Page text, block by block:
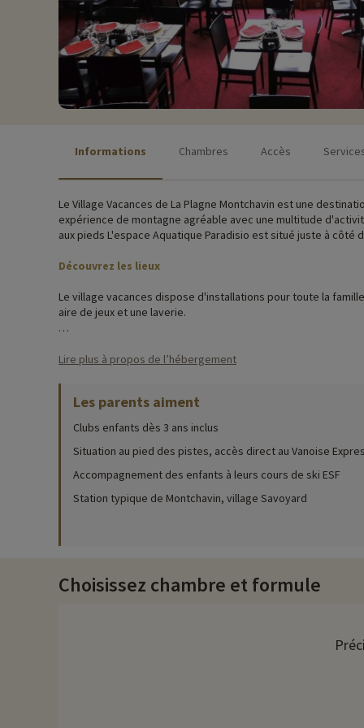
Informations Chambres Accès
Le Village Vacances de La Plagne Montchavin est une
expérience de montagne agréable avec une multitude
aux pieds L'espace Aquatique Paradisio est situé juste à côté
Découvrez les lieux
Le village vacances dispose d'installations pour toute la famille,
aire de jeux et une laverie.
nombreuse.
Pour des informations très précises sur les activités à faire
Bénéficiez d'une entrée par personne et par séjour offerte
disponible, uniquement en vente sur place La piscine
espace détente avec hammam, sauna et bains bouillonnants.
enfants dès 3 ans et jusqu'à 17 ans. Les ados de 11 à 17
avec supplément. Parents... ne vous inquiétez pas, des
En plus des activités en montagne, le village vacances peut
Le village vacances propose des plats à emporter à
Lire plus à propos de l’hébergement
Les parents aiment
Clubs enfants dès 3 ans inclus
Situation au pied des pistes, accès direct au Vanoise
Accompagnement des enfants à leurs cours de ski ESF
Station typique de Montchavin, village Savoyard
Choisissez chambre et formule